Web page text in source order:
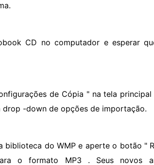
CD no computador e esperar
de Cópia " na tela
drop -down de opções de importação.
biblioteca do WMP e aperte o botão "
o formato MP3 . Seus novos